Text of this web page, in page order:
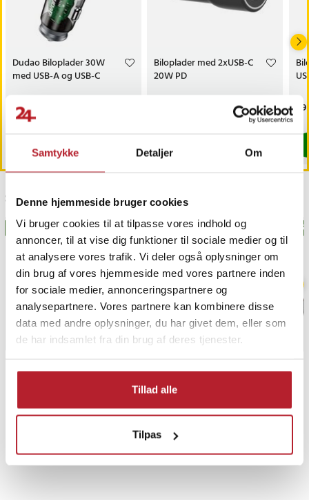
Samtykke Detaljer Om
Denne hjemmeside bruger cookies
Vi bruger cookies til at tilpasse vores indhold og
annoncer, til at vise dig funktioner til sociale medier og til
at analysere vores trafik. Vi deler også oplysninger om
din brug af vores hjemmeside med vores partnere inden
for sociale medier, annonceringspartnere og
analysepartnere. Vores partnere kan kombinere disse
data med andre oplysninger, du har givet dem, eller som
de har indsamlet fra din brug af deres tjenester.
Tillad alle
Tilpas
Dudao Biloplader 30W
med USB-A og USB-C
Pris:
49 kr.
Lige nu har vi kun 3 tilbage af dette produkt
Biloplader med 2xUSB-C
20W PD
Findes på lager, Leveres i løbet af 1-2
Sidst besøgt
BESTSELLERE BESTSELLERE